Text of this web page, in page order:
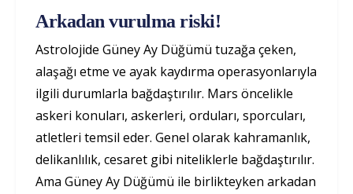
Arkadan vurulma riski!
Astrolojide Güney Ay Düğümü tuzağa çeken,
alaşağı etme ve ayak kaydırma operasyonlarıyla
ilgili durumlarla bağdaştırılır. Mars öncelikle
askeri konuları, askerleri, orduları, sporcuları,
atletleri temsil eder. Genel olarak kahramanlık,
delikanlılık, cesaret gibi niteliklerle bağdaştırılır.
Ama Güney Ay Düğümü ile birlikteyken arkadan